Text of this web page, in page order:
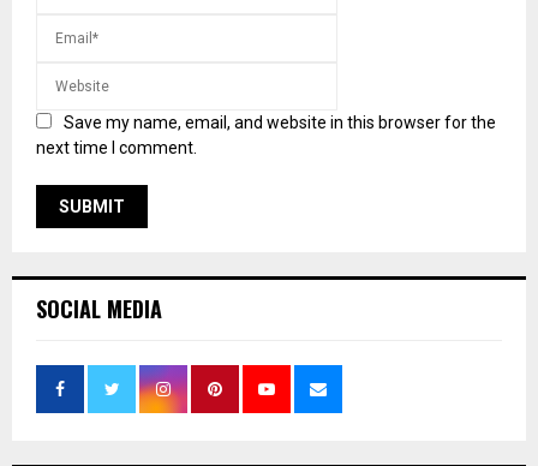
Save my name, email, and website in this browser for the
next time I comment.
SOCIAL MEDIA